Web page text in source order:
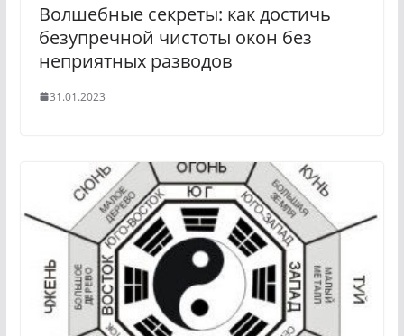
Волшебные секреты: как достичь
безупречной чистоты окон без
неприятных разводов
31.01.2023